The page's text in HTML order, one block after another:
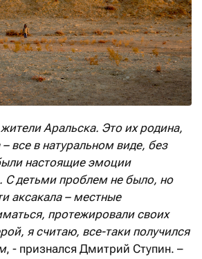
Аральска. Это их родина,
все в натуральном виде, без
настоящие эмоции
С детьми проблем не было, но
аксакала – местные
протежировали своих
я считаю, все-таки получился
, - признался Дмитрий Ступин. –